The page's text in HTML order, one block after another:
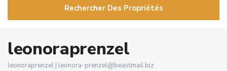
Rechercher Des Propriétés
leonoraprenzel
leonoraprenzel | leonora-prenzel@beastmail.biz